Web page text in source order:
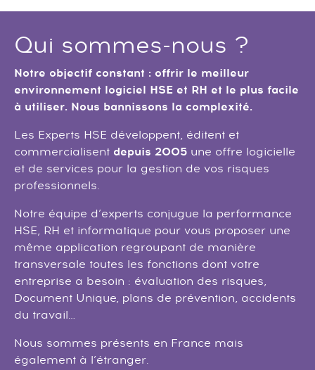
Qui sommes-nous ?
Notre objectif constant : offrir le meilleur
environnement logiciel HSE et RH et le plus facile
à utiliser. Nous bannissons la complexité.
Les Experts HSE développent, éditent et
commercialisent depuis 2005 une offre logicielle
et de services pour la gestion de vos risques
professionnels.
Notre équipe d’experts conjugue la performance
HSE, RH et informatique pour vous proposer une
même application regroupant de manière
transversale toutes les fonctions dont votre
entreprise a besoin : évaluation des risques,
Document Unique, plans de prévention, accidents
du travail…
Nous sommes présents en France mais
également à l’étranger.